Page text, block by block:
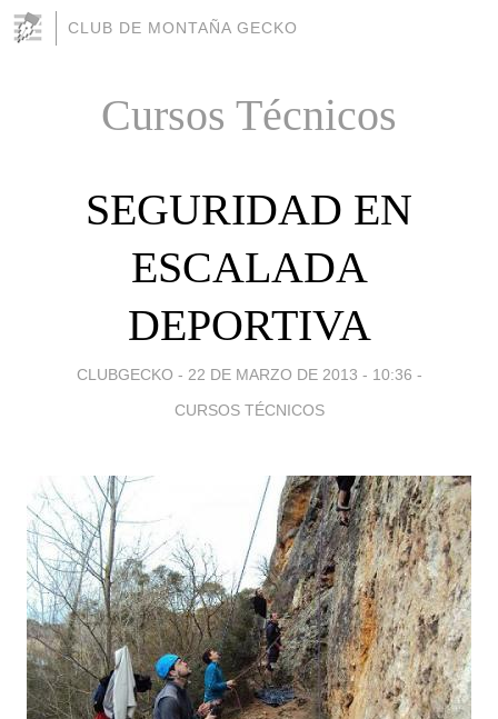
CLUB DE MONTAÑA GECKO
Cursos Técnicos
SEGURIDAD EN
ESCALADA
DEPORTIVA
CLUBGECKO - 22 DE MARZO DE 2013 - 10:36 -
CURSOS TÉCNICOS